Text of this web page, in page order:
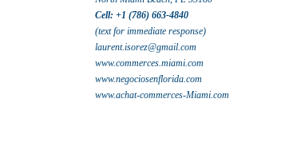
Cell: +1 (786) 663-4840
(text for immediate response)
laurent.isorez@gmail.com
www.commerces.miami.com
www.negociosenflorida.com
www.achat-commerces-Miami.com